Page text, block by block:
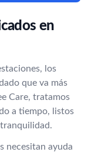
en
los
que va más
Care, tratamos
a tiempo, listos
necesitan ayuda